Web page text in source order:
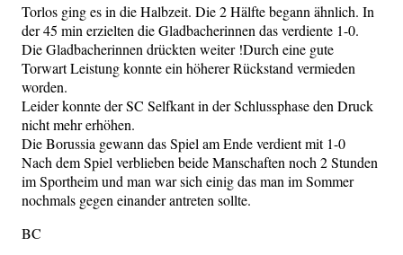
Torlos ging es in die Halbzeit. Die 2 Hälfte begann ähnlich. In
der 45 min erzielten die Gladbacherinnen das verdiente 1-0.
Die Gladbacherinnen drückten weiter !Durch eine gute
Torwart Leistung konnte ein höherer Rückstand vermieden
worden.
Leider konnte der SC Selfkant in der Schlussphase den Druck
nicht mehr erhöhen.
Die Borussia gewann das Spiel am Ende verdient mit 1-0
Nach dem Spiel verblieben beide Manschaften noch 2 Stunden
im Sportheim und man war sich einig das man im Sommer
nochmals gegen einander antreten sollte.
BC